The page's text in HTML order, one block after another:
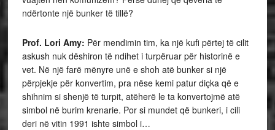
ndërtonte një bunker të tillë?
Prof. Lori Amy: Për mendimin tim, ka një kufi përtej të cilit
askush nuk dëshiron të ndihet i turpëruar për historinë e
vet. Në një farë mënyre unë e shoh atë bunker si një
përpjekje për konvertim, pra nëse kemi patur diçka që e
shihnim si shenjë të turpit, atëherë le ta konvertojmë atë
simbol në burim krenarie. Por si mundet që bunkeri, i cili
deri në vitin 1991 ishte simbol i…